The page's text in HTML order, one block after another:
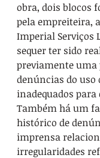
obra, dois blocos
pela empreiteira,
Imperial Serviços
sequer ter sido
previamente uma
denúncias do uso
inadequados para
Também há um
histórico de
imprensa
irregularidades